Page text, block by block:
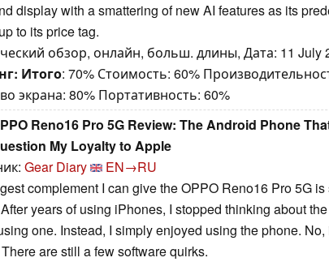
display with a smattering of new AI features as its
to its price tag.
обзор, онлайн, больш. длины, Дата: 11 July
Итого: 70% Стоимость: 60%
экрана: 80% Портативность: 60%
Reno16 Pro 5G Review: The Android Phone
My Loyalty to Apple
Gear Diary
EN→RU
complement I can give the OPPO Reno16 Pro 5G
years of using iPhones, I stopped thinking about
one. Instead, I simply enjoyed using the phone. No,
are still a few software quirks.